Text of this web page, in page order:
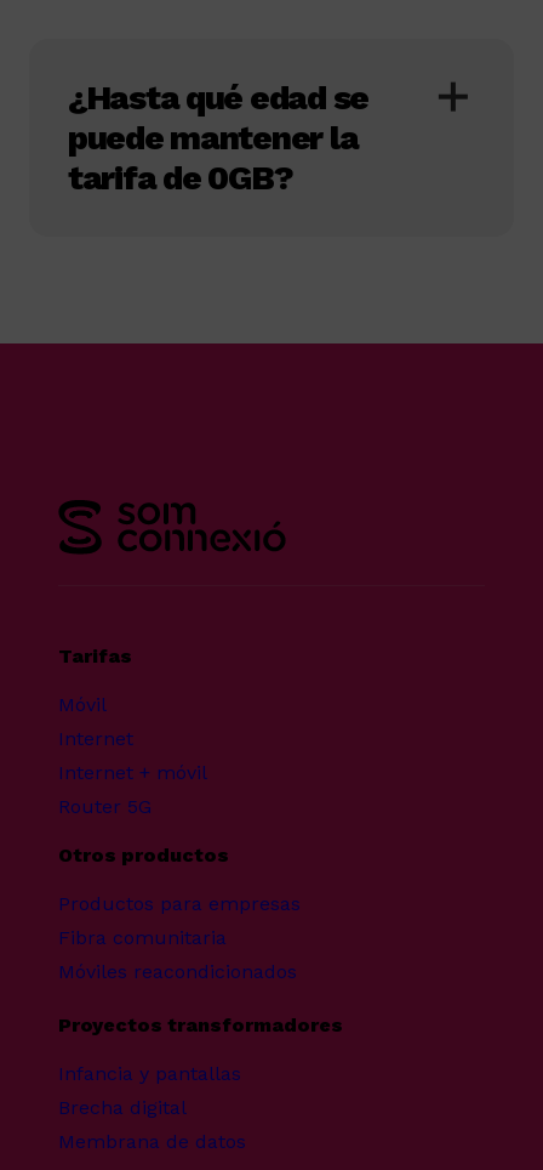
¿Hasta qué edad se
puede mantener la
tarifa de 0GB?
Tarifas
Móvil
Internet
Internet + móvil
Router 5G
Otros productos
Productos para empresas
Fibra comunitaria
Móviles reacondicionados
Proyectos transformadores
Infancia y pantallas
Brecha digital
Membrana de datos